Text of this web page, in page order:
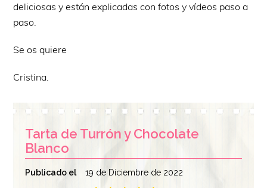
deliciosas y están explicadas con fotos y vídeos paso a
paso.
Se os quiere
Cristina.
Tarta de Turrón y Chocolate
Blanco
Publicado el 19 de Diciembre de 2022